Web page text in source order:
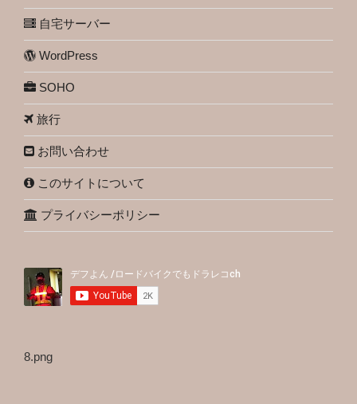
自宅サーバー
WordPress
SOHO
旅行
お問い合わせ
このサイトについて
プライバシーポリシー
8.png